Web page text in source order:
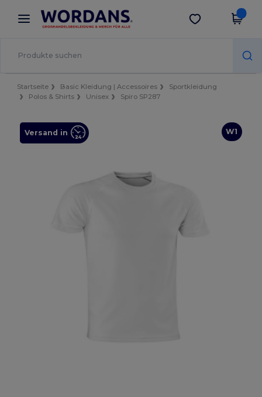
× Wordans App
Bessere Preise in der App!
App holen
Startseite Basic Kleidung | Accessoires
Sportkleidung
Polos & Shirts
Unisex Spiro SP287
W1
Versand in